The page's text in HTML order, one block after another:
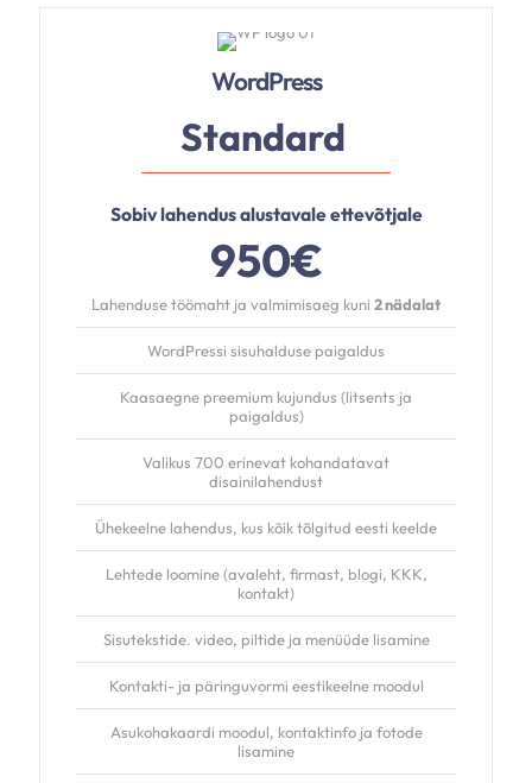
WordPress
Standard
Sobiv lahendus alustavale ettevõtjale
950€
Lahenduse töömaht ja valmimisaeg kuni 2 nädalat
WordPressi sisuhalduse paigaldus
Kaasaegne preemium kujundus (litsents ja
paigaldus)
Valikus 700 erinevat kohandatavat
disainilahendust
Ühekeelne lahendus, kus kõik tõlgitud eesti keelde
Lehtede loomine (avaleht, firmast, blogi, KKK,
kontakt)
Sisutekstide. video, piltide ja menüüde lisamine
Kontakti- ja päringuvormi eestikeelne moodul
Asukohakaardi moodul, kontaktinfo ja fotode
lisamine